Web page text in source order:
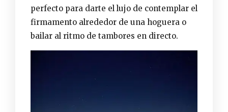
perfecto para darte el lujo de contemplar el
firmamento alrededor de una hoguera o
bailar al ritmo de tambores en directo.